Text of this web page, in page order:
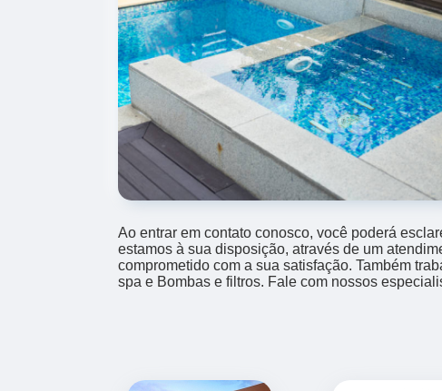
Ao entrar em contato conosco, você poderá
estamos à sua disposição, através de um
comprometido com a sua satisfação. Também
spa e Bombas e filtros. Fale com nossos